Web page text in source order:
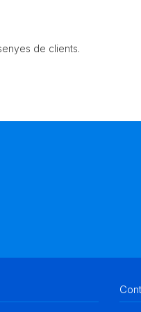
de clients.